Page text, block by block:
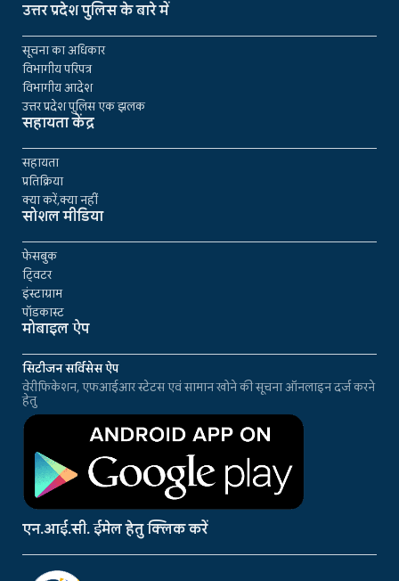
उत्तर प्रदेश पुलिस के बारे में
सूचना का अधिकार
विभागीय परिपत्र
विभागीय आदेश
उत्तर प्रदेश पुलिस एक झलक
सहायता केंद्र
सहायता
प्रतिक्रिया
क्या करें,क्या नहीं
सोशल मीडिया
फेसबुक
ट्विटर
इंस्टाग्राम
पॉडकास्ट
मोबाइल ऐप
सिटीजन सर्विसेस ऐप
वेरीफिकेशन, एफआईआर स्टेटस एवं सामान खोने की सूचना ऑनलाइन दर्ज करने
हेतु
एन.आई.सी. ईमेल हेतु क्लिक करें